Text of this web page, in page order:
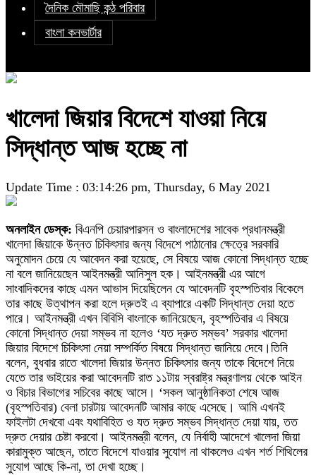
দৈনিক মৌমাছি কন্ঠ পরিবার
বাংলা কনভার্টার
খালেদা জিয়ার বিদেশে যাওয়া নিয়ে
সিদ্ধান্ত আজ হচ্ছে না
Update Time : 03:14:26 pm, Thursday, 6 May 2021
অনলাইন ডেস্ক: বিএনপি চেয়ারপারসন ও বাংলাদেশের সাবেক প্রধানমন্ত্রী
খালেদা জিয়াকে উন্নত চিকিৎসার জন্য বিদেশে পাঠানোর ক্ষেত্রে সরকারি
অনুমোদন চেয়ে যে আবেদন করা হয়েছে, সে বিষয়ে আজ কোনো সিদ্ধান্ত হচ্ছে
না বলে জানিয়েছেন আইনমন্ত্রী আনিসুল হক। আইনমন্ত্রী এর আগে
সাংবাদিকদের কাছে এমন আভাস দিয়েছিলেন যে আবেদনটি বৃহস্পতিবার বিকেলে
তার কাছে উত্থাপন করা হলে দ্রুতই এ ব্যাপারে একটি সিদ্ধান্ত দেয়া হতে
পারে। আইনমন্ত্রী এখন বিবিসি বাংলাকে জানিয়েছেন, বৃহস্পতিবার এ বিষয়ে
কোনো সিদ্ধান্ত দেয়া সম্ভব না হলেও ‘যত দ্রুত সম্ভব’ সরকার খালেদা
জিয়ার বিদেশে চিকিৎসা নেয়া সম্পর্কিত বিষয়ে সিদ্ধান্ত জানিয়ে দেবে।তিনি
বলেন, বুধবার রাতে খালেদা জিয়ার উন্নত চিকিৎসার জন্য তাকে বিদেশে নিয়ে
যেতে তার ভাইয়ের করা আবেদনটি রাত ১১টায় স্বরাষ্ট্র মন্ত্রণালয় থেকে আইন
ও বিচার বিভাগের সচিবের কাছে আসে। ‘সকল আনুষ্ঠানিকতা শেষে আজ
(বৃহস্পতিবার) বেলা চারটায় আবেদনটি আমার কাছে এসেছে। আমি এখনই
ফাইলটা দেখবো এবং যথাবিহিত ও যত দ্রুত সম্ভব সিদ্ধান্ত দেয়া যায়, তত
দ্রুত দেয়ার চেষ্টা করবো। আইনমন্ত্রী বলেন, যে নির্বাহী আদেশে খালেদা জিয়া
কারামুক্ত আছেন, তাতে বিদেশে যাওয়ার সুযোগ না থাকলেও এখন শর্ত শিথিলের
সুযোগ আছে কি-না, তা দেখা হচ্ছে।